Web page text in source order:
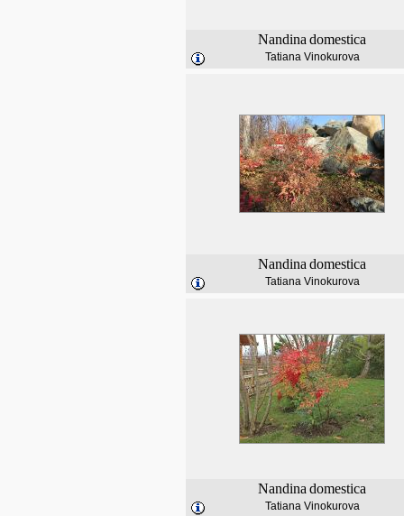
Nandina domestica
Tatiana Vinokurova
Nandina domestica
Tatiana Vinokurova
Nandina domestica
Tatiana Vinokurova